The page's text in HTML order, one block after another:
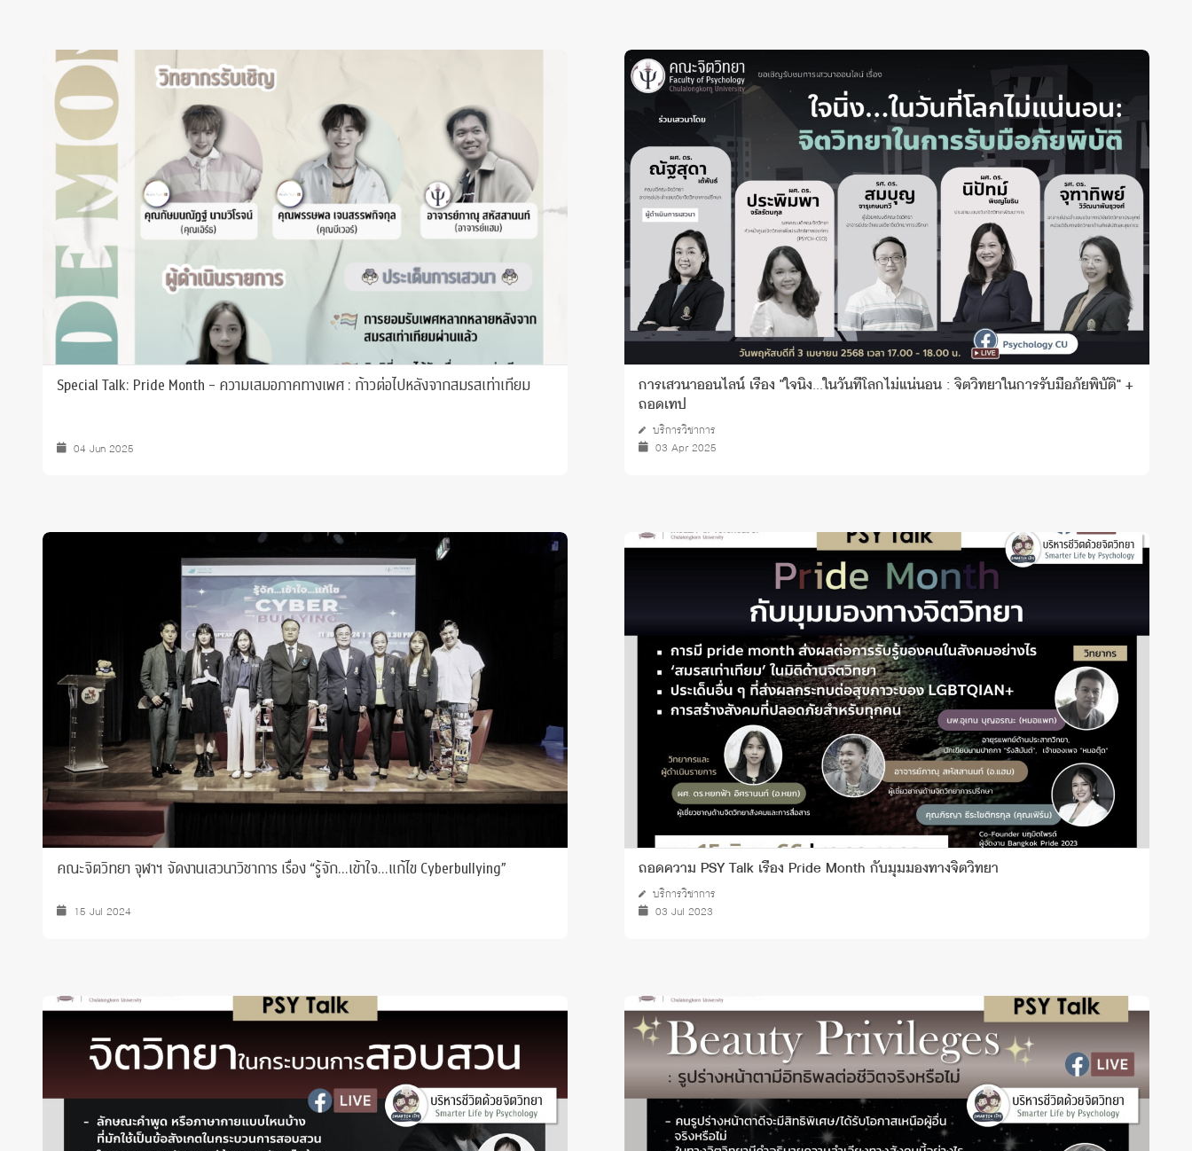
Special Talk: Pride Month - ความเสมอภาคทางเพศ : ก้าวต่อไปหลังจากสมรสเท่าเทียม
04 Jun 2025
การเสวนาออนไลน์ เรื่อง "ใจนิ่ง...ในวันที่โลกไม่แน่นอน : จิตวิทยาในการรับมือภัยพิบัติ" +
ถอดเทป
บริการวิชาการ
03 Apr 2025
คณะจิตวิทยา จุฬาฯ จัดงานเสวนาวิชาการ เรื่อง “รู้จัก…เข้าใจ…แก้ไข Cyberbullying”
15 Jul 2024
ถอดความ PSY Talk เรื่อง Pride Month กับมุมมองทางจิตวิทยา
บริการวิชาการ
03 Jul 2023